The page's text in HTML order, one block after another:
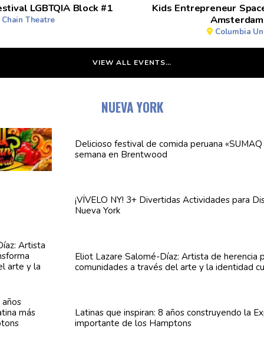
LGBTQIA Block #1
Theatre
Kids Entrepreneur
Columbia
VIEW ALL EVENTS…
NUEVA YORK
Delicioso festival de comida peruana
semana en Brentwood
¡VÍVELO NY! 3+ Divertidas Actividadespara
Nueva York
Eliot Lazare Salomé-Díaz: Artista de herencia
comunidadesa través del arte y la identidad
Latinas que inspiran: 8 años construyendo la
importante de los Hamptons